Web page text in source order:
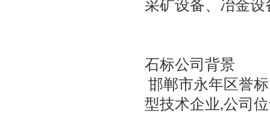
采矿设备、冶金
石标公司背景
邯郸市永年区誉
型技术企业,公司